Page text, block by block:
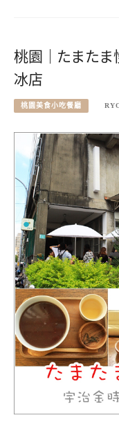
桃園｜たまたま
冰店
桃園美食小吃餐廳